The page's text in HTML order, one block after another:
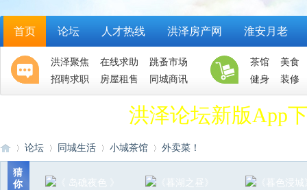
首页 论坛 人才热线 洪泽房产网 淮安月老
洪泽聚焦 在线求助
跳蚤市场
招聘求职
房屋租售 同城商讯
茶馆
美食
健身
装修
洪泽论坛新版App
论坛 同城生活 小城茶馆 外卖菜！
猜
你